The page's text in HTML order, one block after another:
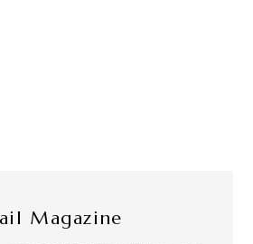
Magazine